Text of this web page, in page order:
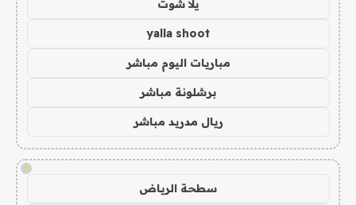
يلا شوت
yalla shoot
مباريات اليوم مباشر
برشلونة مباشر
ريال مدريد مباشر
!
سطحة الرياض